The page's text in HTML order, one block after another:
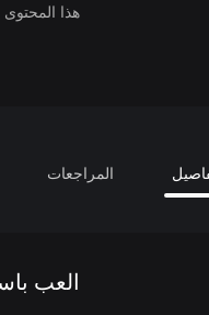
هذا
المراجعات
العب